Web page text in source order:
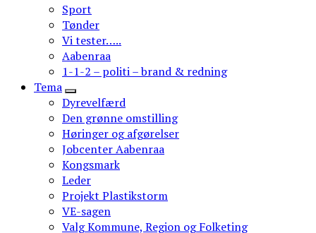
Sport
Tønder
Vi tester…..
Aabenraa
1-1-2 – politi – brand & redning
Tema
Dyrevelfærd
Den grønne omstilling
Høringer og afgørelser
Jobcenter Aabenraa
Kongsmark
Leder
Projekt Plastikstorm
VE-sagen
Valg Kommune, Region og Folketing